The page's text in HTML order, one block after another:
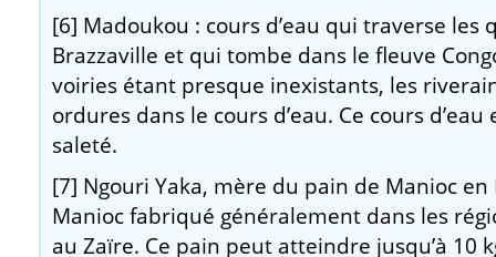
[6] Madoukou : cours d’eau qui traverse les
Brazzaville et qui tombe dans le fleuve
voiries étant presque inexistants, les
ordures dans le cours d’eau. Ce cours
saleté.
[7] Ngouri Yaka, mère du pain de Manioc
Manioc fabriqué généralement dans les
au Zaïre. Ce pain peut atteindre jusqu’à 10